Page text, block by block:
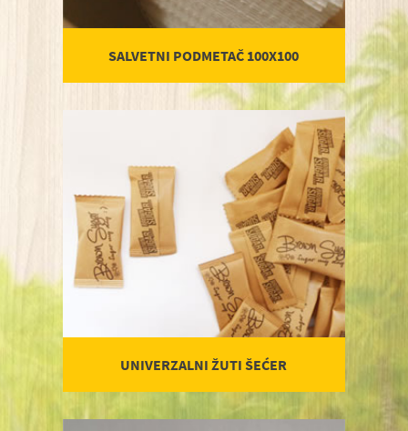
SALVETNI PODMETAČ 100X100
UNIVERZALNI ŽUTI ŠEĆER